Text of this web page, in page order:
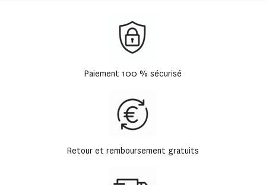
Paiement 100 % sécurisé
Retour et remboursement gratuits